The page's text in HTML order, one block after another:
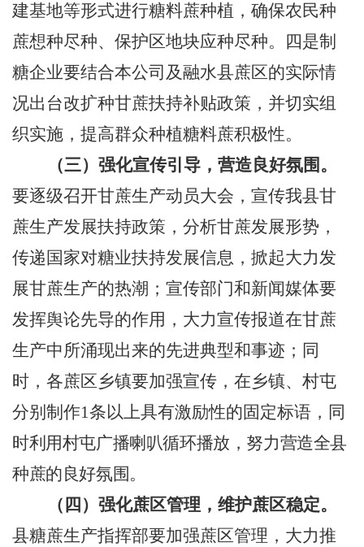
建基地等形式进行糖料蔗种植，确保农民种
蔗想种尽种、保护区地块应种尽种。四是制
糖企业要结合本公司及融水县蔗区的实际情
况出台改扩种甘蔗扶持补贴政策，并切实组
织实施，提高群众种植糖料蔗积极性。
（三）强化宣传引导，营造良好氛围 。
要逐级召开甘蔗生产动员大会，宣传我县甘
蔗生产发展扶持政策，分析甘蔗发展形势，
传递国家对糖业扶持发展信息，掀起大力发
展甘蔗生产的热潮；宣传部门和新闻媒体要
发挥舆论先导的作用，大力宣传报道在甘蔗
生产中所涌现出来的先进典型和事迹；同
时，各蔗区乡镇要加强宣传，在乡镇、村屯
分别制作1条以上具有激励性的固定标语， 同
时利用村屯广播喇叭循环播放，努力营造全县
种蔗的良好氛围。
（四）强化蔗区管理，维护蔗区稳定。
县糖蔗生产指挥部要加强蔗区管理，大力推